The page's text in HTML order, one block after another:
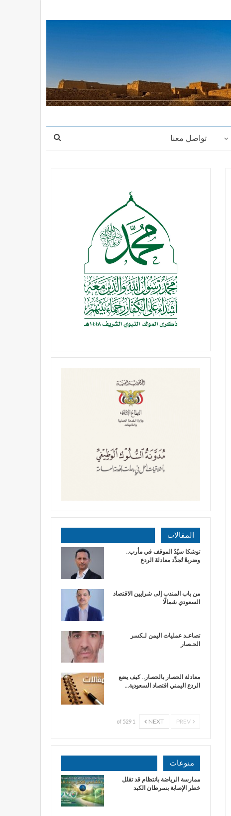
تواصل معنا
المقالات
توشكا سيّدُ الموقف في مأرب..
وضربةٌ تُجدِّد معادلةَ الردع
من باب المندب إلى شرايين الاقتصاد
السعودي شمالًا
تصاعـد عمليات اليمن لـكسر
الحـصار
معادلة الحصار بالحصار.. كيف يضع
الردع اليمني اقتصاد السعودية…
NEXT
1 of 529
منوعات
ممارسة الرياضة بانتظام قد تقلل
خطر الإصابة بسرطان الكبد